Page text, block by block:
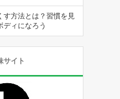
す方法とは？習慣を見
ディになろう
サイト